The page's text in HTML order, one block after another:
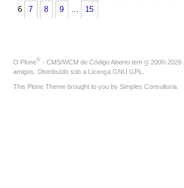
6 7 8 9 … 15
O Plone® - CMS/WCM de Código Aberto tem © 2000-2026
amigos. Distribuído sob a Licença GNU GPL
This Plone Theme brought to you by Simples Consultoria